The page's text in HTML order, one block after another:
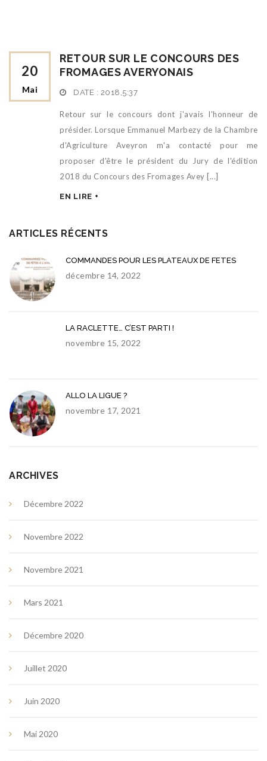
20
Mai
RETOUR SUR LE CONCOURS DES
FROMAGES AVERYONAIS
DATE : 2018,5:37
Retour sur le concours dont j'avais l'honneur de
présider. Lorsque Emmanuel Marbezy de la Chambre
d'Agriculture Aveyron m'a contacté pour me
proposer d'être le président du Jury de l'édition
2018 du Concours des Fromages Avey [...]
EN LIRE +
ARTICLES RÉCENTS
COMMANDES POUR LES PLATEAUX DE FETES
décembre 14, 2022
LA RACLETTE… C’EST PARTI !
novembre 15, 2022
ALLO LA LIGUE ?
novembre 17, 2021
ARCHIVES
Décembre 2022
Novembre 2022
Novembre 2021
Mars 2021
Décembre 2020
Juillet 2020
Juin 2020
Mai 2020